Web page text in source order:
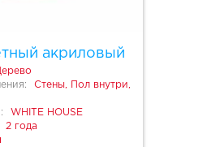
акриловый
Стены, Пол внутри,
WHITE HOUSE
2 года